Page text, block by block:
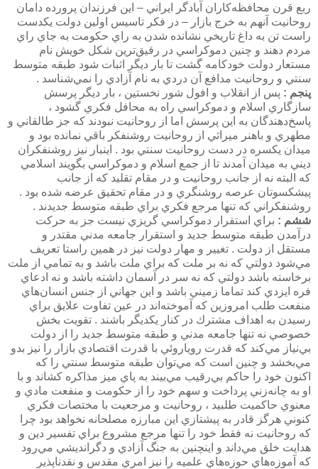
ربع قرن محافظه‌كاران آبادگر ايراني – اين فرزندان پرورده دامان
روحانيت آنهم به خرج بازار – در فكر تاسيس اولين دولت يكدست
راست تن به داغ تاريخي نشانده شدن به راي حكومت به جاي راي
مردم دهند و چنين دموكراسي در رقيق‌ترين شكل خويش نام
مستعار دولت خودكامه گشت تا بار ديگر اثبات شود طبقه متوسط
سنتي و روحانيت مدافع آن دردي به نام آزادي را نمي‌شناسد .
پنجم : پس از انقلاب و افول شور نخستين ،‌ بار ديگر پرسش
سازگاري اسلام و دموكراسي راه به محافل فكري گشود ،
پاسخ‌دهندگان به اين پرسش اما از روحانيت نبودند كه جز طالقاني و
مطهري و باهنر ميراثي از روحانيت روشنفكر باقي نمانده بود و
ميدان يكسره در دست روحانيت سنتي بود . اينبار نيز روشنفكران
ديني به ميدان آمدند تا از جمع اسلام و دموكراسي بگويند اسلامي
كه البته نه از جانب روحانيت و در مقام تقليد كه از جانب
پيشكسوتان عرصه روشنگري و در مقام تحقيق عرضه شده بود .
روشنفكراني كه تنها مرجع فكري براي طبقه متوسط جديدند .
ششم :‌ براي استقرار دموكراسي گريزي نيست جز به حركت
درآمدن طبقه متوسط جديد و استقرار جامعه مدني مقتدر و
مستقل از دولت . تغيير و مهار دولت نيز در همين راستا تعريف
مي‌شود دولتي كه نه بر ملت كه براي ملت باشد و به تمامي از ملت
برخاسته باشد دولتي كه نه سر در آسمان داشته باشد و نه ادعاي
فره ايزدي كند تماما زميني باشد و اين جهاني از جنس انسان‌هاي
منفعت طلب امروزين كه آموخته‌اند در عين تفاوت علايق براي
رسيدن به اهداف مشترك در كنار يكديگر باشند . تقويت بخش
خصوصي نه تنها جامعه مدني و طبقه متوسط جديد را از دولت
بي‌نياز مي‌كند كه قدرت روياروئي با قدرت اقتصادي بازار را نيز بدو
مي‌بخشد و چنين است كه مي‌توان طبقه متوسط سنتي را كه
اكنون خود را حاكم بي‌رقيب مي‌بيند به پاي ميز مذاكره كشاند و با
او به چانه‌زني پرداخت و سهم خود را از حكومت و منفعت مادي و
معنوي حاكميت طلبيد ، روحانيت و مرجعيت با مختصات فكري
كنوني هرگز قادر به پيشتازي اين مبارزه مصلحانه نخواهد بود چرا
كه روحانيت نه فقط خود را تنها مرجع مشروع براي تفسير دين و
هدايت خلق مي‌داند و اينچنين به جنگ آزادي و دگرانديشي مي‌رود
كه آموزه‌هاي حوزه‌هاي علميه را نيز امري مقدس و نقدناپذير